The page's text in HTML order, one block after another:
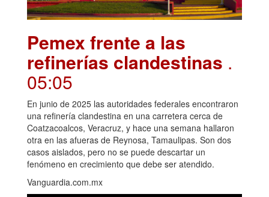
Pemex frente a las
refinerías clandestinas .
05:05
En junio de 2025 las autoridades federales encontraron
una refinería clandestina en una carretera cerca de
Coatzacoalcos, Veracruz, y hace una semana hallaron
otra en las afueras de Reynosa, Tamaulipas. Son dos
casos aislados, pero no se puede descartar un
fenómeno en crecimiento que debe ser atendido.
Vanguardia.com.mx